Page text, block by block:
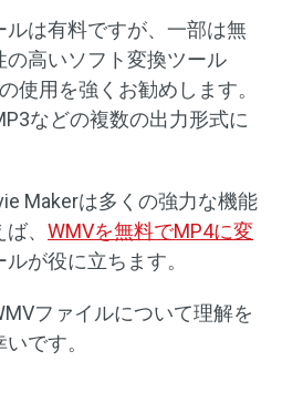
は有料ですが、一部は無
高いソフト変換ツール
の使用を強くお勧めします。
などの複数の出力形式に
Makerは多くの強力な機能
、 WMVを無料でMP4に変
が役に立ちます。
ファイルについて理解を
です。